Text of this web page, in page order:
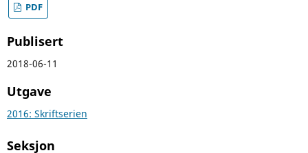
PDF
Publisert
2018-06-11
Utgave
2016: Skriftserien
Seksjon